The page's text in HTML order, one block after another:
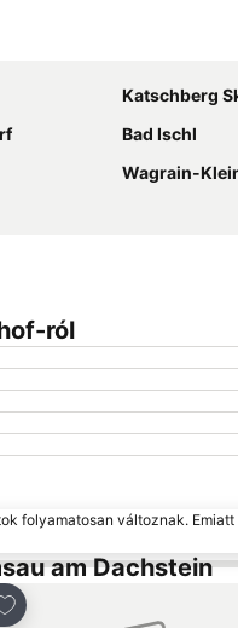
Katschberg
Bad Ischl
Wagrain-
ról
folyamatosan változnak.
am Dachstein
a kedvencekhez